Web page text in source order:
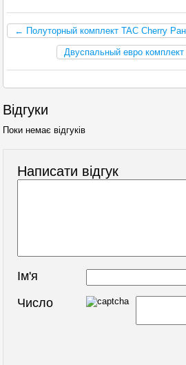
← Полуторный комплект TAC Cherry
Двуспальный евро
Відгуки
Поки немає відгуків
Написати відгук
Ім'я
Число